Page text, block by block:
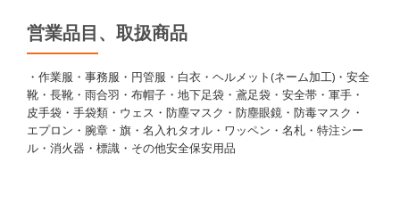
営業品目、取扱商品
・作業服・事務服・円管服・白衣・ヘルメット(ネーム加工)・安全
靴・長靴・雨合羽・布帽子・地下足袋・鳶足袋・安全帯・軍手・
皮手袋・手袋類・ウェス・防塵マスク・防塵眼鏡・防毒マスク・
エプロン・腕章・旗・名入れタオル・ワッペン・名札・特注シー
ル・消火器・標識・その他安全保安用品